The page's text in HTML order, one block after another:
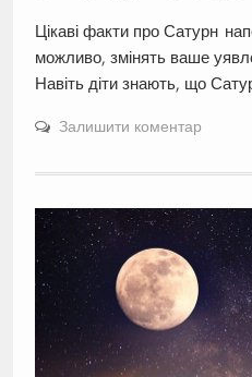
Цікаві факти про Сатурн
можливо, змінять ваше
Навіть діти знають, що
Залишити коментар